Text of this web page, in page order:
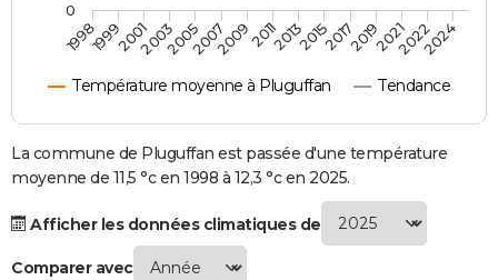
Carte de Noël
Carte Bonne année
Carte Saint-Valentin
Carte Pâques
Carte d'anniversaire
DICTIONNAIRE
S'inscrire
Se connecter
Lycées
Collèges
Primaires
Universités
Entreprises
Service militaire
Avis de recherche
AVIS DE DÉCÈS
Température moyenne à Pluguffan Tendance
199819992001200320052007200920112013201520172019202120222024
0
La commune de Pluguffan est passée d'une température
moyenne de 11,5 °c en 1998 à 12,3 °c en 2025.
Afficher les données climatiques de
Comparer avec